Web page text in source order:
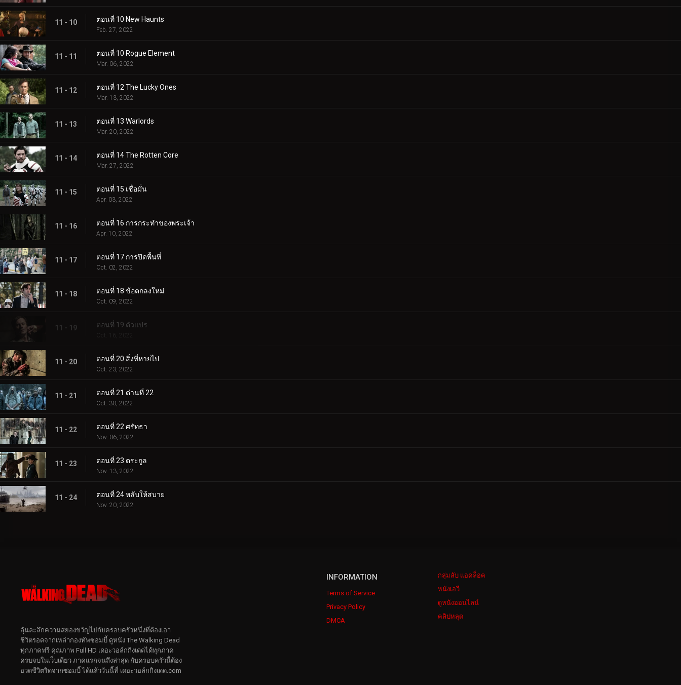
11 - 10 ตอนที่ 10 New Haunts
Feb. 27, 2022
11 - 11 ตอนที่ 10 Rogue Element
Mar. 06, 2022
11 - 12 ตอนที่ 12 The Lucky Ones
Mar. 13, 2022
11 - 13 ตอนที่ 13 Warlords
Mar. 20, 2022
11 - 14 ตอนที่ 14 The Rotten Core
Mar. 27, 2022
11 - 15 ตอนที่ 15 เชื่อมั่น
Apr. 03, 2022
11 - 16 ตอนที่ 16 การกระทำของพระเจ้า
Apr. 10, 2022
11 - 17 ตอนที่ 17 การปิดพื้นที่
Oct. 02, 2022
11 - 18 ตอนที่ 18 ข้อตกลงใหม่
Oct. 09, 2022
11 - 19 ตอนที่ 19 ตัวแปร
Oct. 16, 2022
11 - 20 ตอนที่ 20 สิ่งที่หายไป
Oct. 23, 2022
11 - 21 ตอนที่ 21 ด่านที่ 22
Oct. 30, 2022
11 - 22 ตอนที่ 22 ศรัทธา
Nov. 06, 2022
11 - 23 ตอนที่ 23 ตระกูล
Nov. 13, 2022
11 - 24 ตอนที่ 24 หลับให้สบาย
Nov. 20, 2022
INFORMATION
Terms of Service
Privacy Policy
DMCA
กลุ่มลับ แอคล็อค
หนังเอวี
ดูหนังออนไลน์
คลิปหลุด
ลุ้นละลึกความสยองขวัญไปกับครอบครัวหนึ่งที่ต้องเอา
ชีวิตรอดจากเหล่ากองทัพซอมบี้ ดูหนัง The Walking Dead
ทุกภาคฟรี คุณภาพ Full HD เดอะวอล์กกิงเดดได้ทุกภาค
ครบจบในเว็บเดียว ภาคแรกจนถึงล่าสุด กับครอบครัวนี้ต้อง
อวดชีวิตริดจากซอมบี้ ได้แล้ววันนี้ที่ เดอะวอล์กกิงเดด.com